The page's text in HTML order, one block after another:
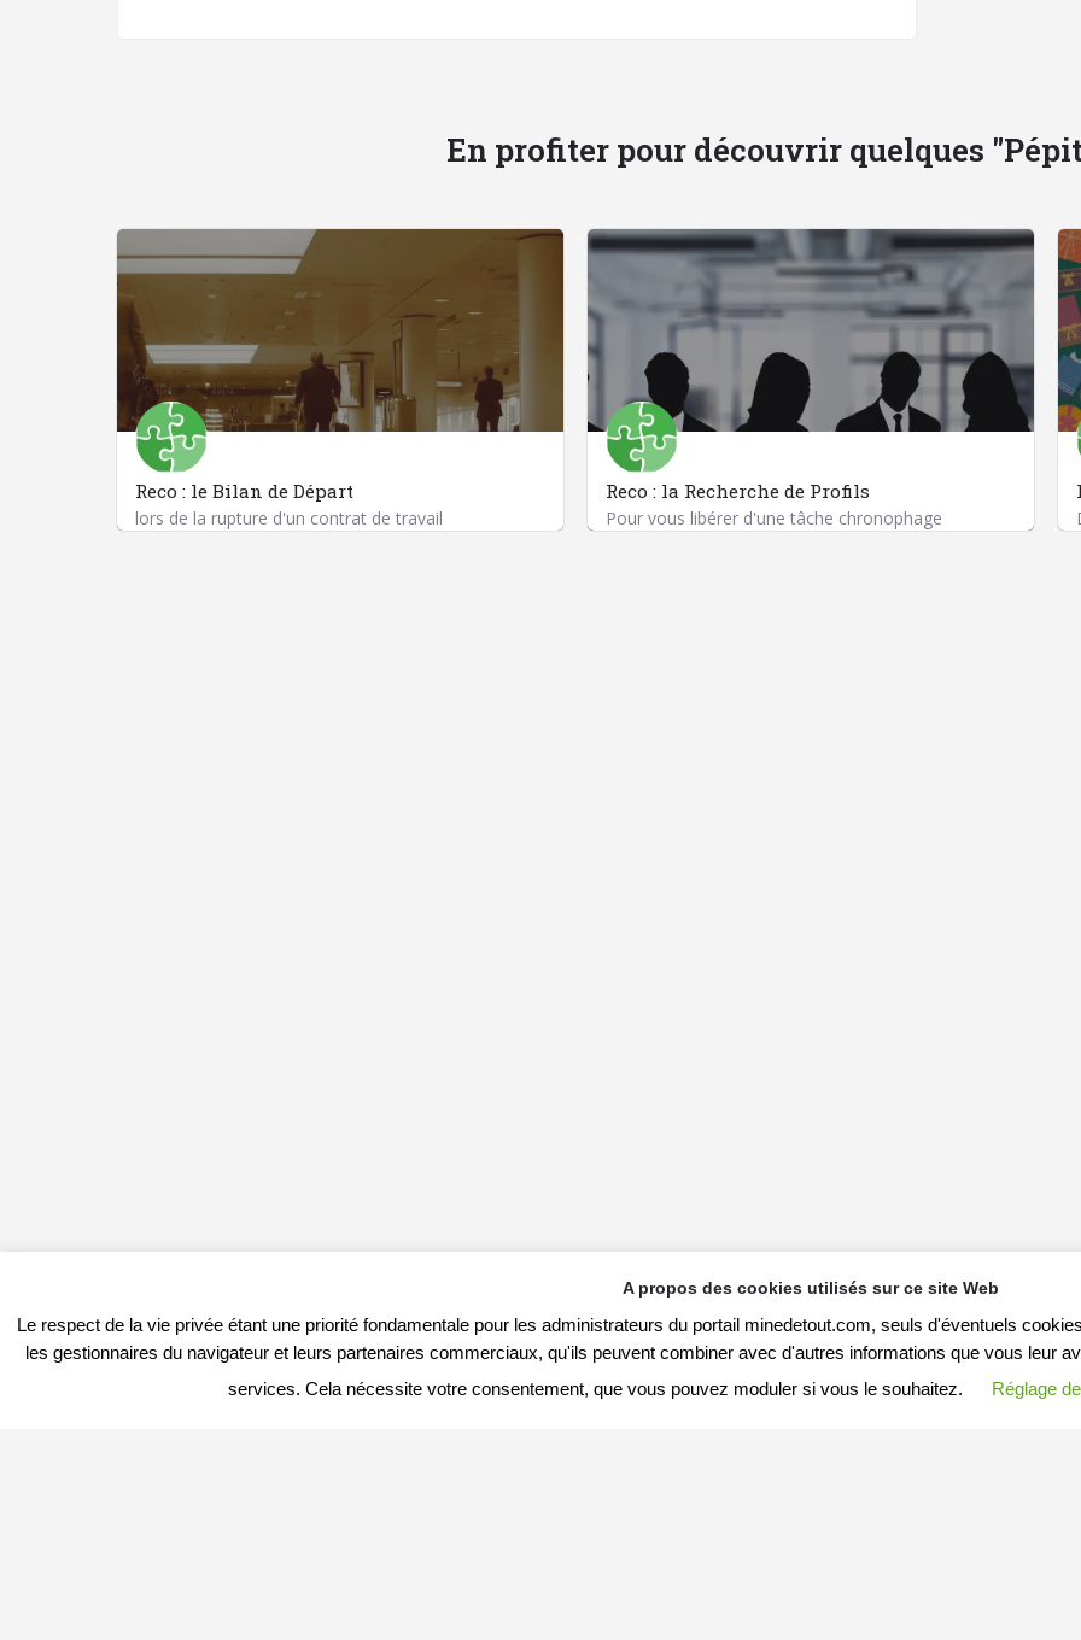
En profiter pour découvrir quelques
Reco : le Bilan de Départ
lors de la rupture d'un contrat de travail
Reco : la Recherche de Profils
Pour vous libérer d'une tâche chronophage
A propos des cookies utilisés sur ce site Web
Le respect de la vie privée étant une priorité fondamentale pour les administrateurs du portail minedetout.com, seuls d'éventuels
les gestionnaires du navigateur et leurs partenaires commerciaux, qu'ils peuvent combiner avec d'autres informations que vous leur
services. Cela nécessite votre consentement, que vous pouvez moduler si vous le souhaitez.
Réglage